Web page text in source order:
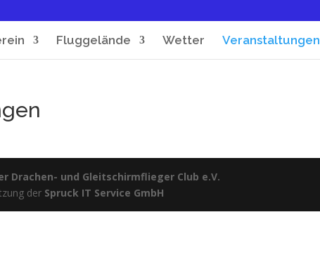
Fluggelände Wetter Veranstaltungen
Drachen- und Gleitschirmflieger Club e.V.
der Spruck IT Service GmbH